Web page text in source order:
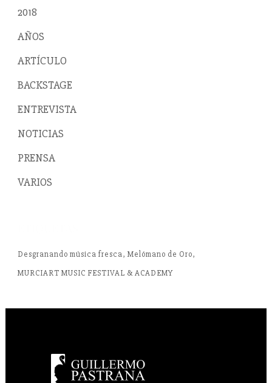
2018
AÑOS
ARTÍCULO
BACKSTAGE
ENTREVISTA
NOTICIAS
PRENSA
VARIOS
Desgranando música fresca Melómano de Oro
MURCIART MUSIC FESTIVAL & ACADEMY